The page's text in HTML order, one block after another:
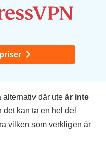
alternativ där ute är inte
det kan ta en hel del
vilken som verkligen är